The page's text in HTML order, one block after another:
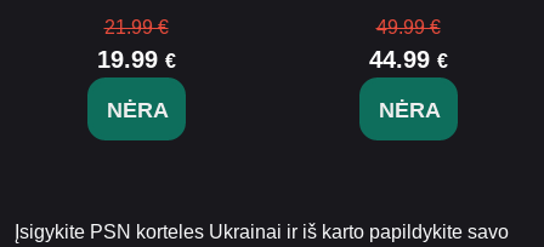
21.99 €
19.99 €
NĖRA
49.99 €
44.99 €
NĖRA
Įsigykite PSN korteles Ukrainai ir iš karto papildykite savo